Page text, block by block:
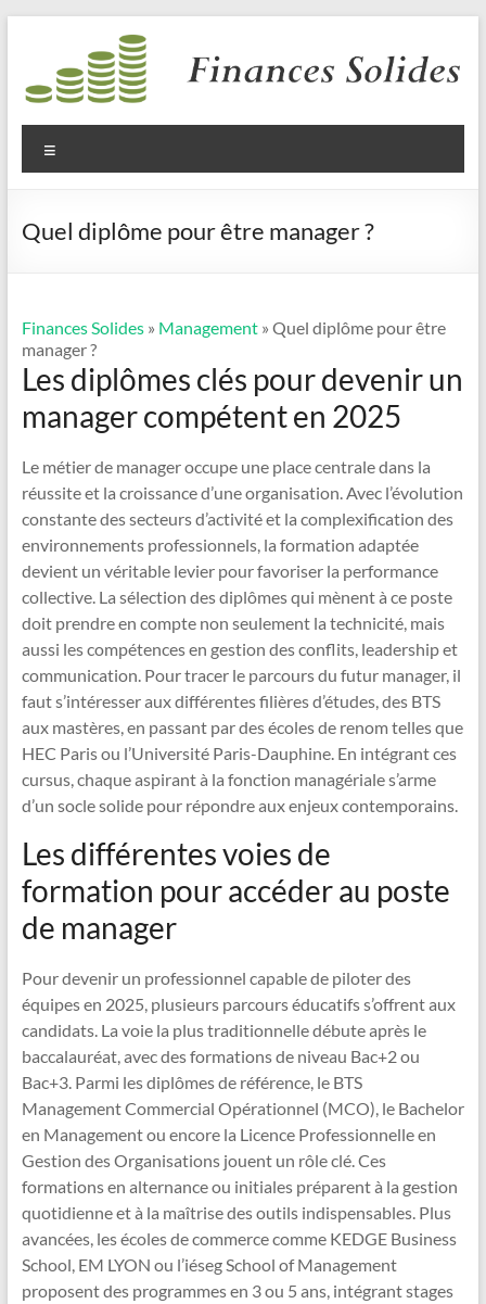
contenu
Finances
Solides
Quel diplôme pour être manager ?
Finances Solides» Management» Quel diplôme pour être
manager ?
Les diplômes clés pour devenir un
manager compétent en 2025
Le métier de manager occupe une place centrale dans la
réussite et la croissance d’une organisation. Avec l’évolution
constante des secteurs d’activité et la complexification des
environnements professionnels, la formation adaptée
devient un véritable levier pour favoriser la performance
collective. La sélection des diplômes qui mènent à ce poste
doit prendre en compte non seulement la technicité, mais
aussi les compétences en gestion des conflits, leadership et
communication. Pour tracer le parcours du futur manager, il
faut s’intéresser aux différentes filières d’études, des BTS
aux mastères, en passant par des écoles de renom telles que
HEC Paris ou l’Université Paris-Dauphine. En intégrant ces
cursus, chaque aspirant à la fonction managériale s’arme
d’un socle solide pour répondre aux enjeux contemporains.
Les différentes voies de
formation pour accéder au poste
de manager
Pour devenir un professionnel capable de piloter des
équipes en 2025, plusieurs parcours éducatifs s’offrent aux
candidats. La voie la plus traditionnelle débute après le
baccalauréat, avec des formations de niveau Bac+2 ou
Bac+3. Parmi les diplômes de référence, le BTS
Management Commercial Opérationnel (MCO), le Bachelor
en Management ou encore la Licence Professionnelle en
Gestion des Organisations jouent un rôle clé. Ces
formations en alternance ou initiales préparent à la gestion
quotidienne et à la maîtrise des outils indispensables. Plus
avancées, les écoles de commerce comme KEDGE Business
School, EM LYON ou l’iéseg School of Management
proposent des programmes en 3 ou 5 ans, intégrant stages